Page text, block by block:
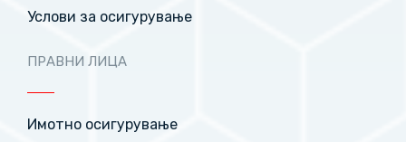
Услови за осигурување
ПРАВНИ ЛИЦА
Имотно осигурување